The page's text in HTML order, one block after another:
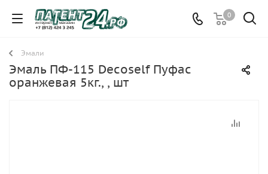
0
Эмали
Эмаль ПФ-115 Decoself Пуфас
оранжевая 5кг., , шт